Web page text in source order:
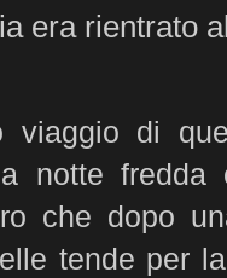
era rientrato
viaggio di
notte
che dopo
tende per